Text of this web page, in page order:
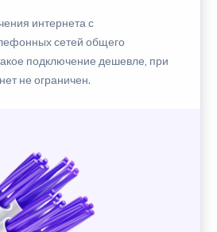
интернета с
сетей общего
подключение дешевле, при
не ограничен.